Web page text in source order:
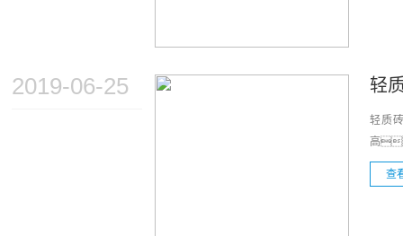
2019-06-25 轻
轻质
高
查